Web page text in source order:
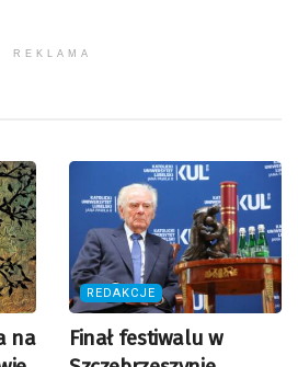
REKLAMA
na
REDAKCJE
Finał festiwalu w